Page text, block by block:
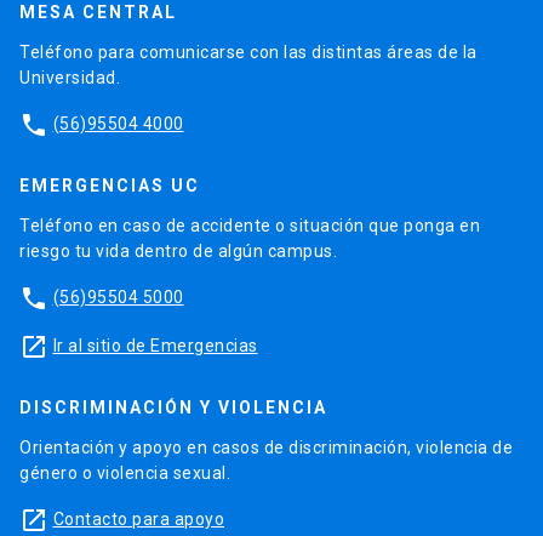
MESA CENTRAL
Teléfono para comunicarse con las distintas áreas de la
Universidad.
phone (56)95504 4000
EMERGENCIAS UC
Teléfono en caso de accidente o situación que ponga en
riesgo tu vida dentro de algún campus.
phone (56)95504 5000
launch Ir al sitio de Emergencias
DISCRIMINACIÓN Y VIOLENCIA
Orientación y apoyo en casos de discriminación, violencia de
género o violencia sexual.
launch Contacto para apoyo